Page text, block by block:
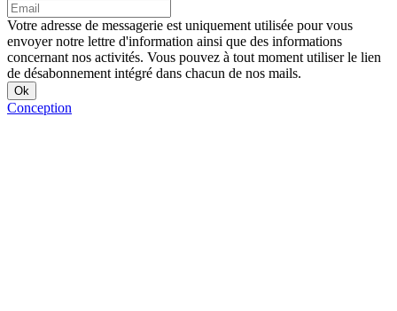
Votre adresse de messagerie est uniquement utilisée pour vous
envoyer notre lettre d'information ainsi que des informations
concernant nos activités. Vous pouvez à tout moment utiliser le lien
de désabonnement intégré dans chacun de nos mails.
Conception